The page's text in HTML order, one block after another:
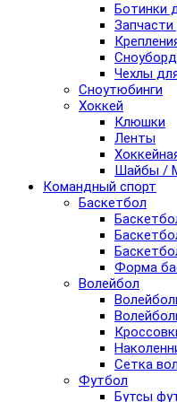
Ботинки
Чехлы
Сноутюбинги
Хоккей
Клюшки
Ленты
Шайбы /
Командный спорт
Баскетбол
Форма
Волейбол
Сетка
Футбол
Бутсы